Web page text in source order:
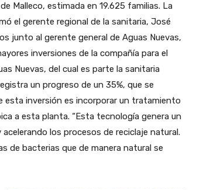
Malleco, estimada en 19.625 familias. La
el gerente regional de la sanitaria, José
junto al gerente general de Aguas Nuevas,
inversiones de la compañía para el
Nuevas, del cual es parte la sanitaria
un progreso de un 35%, que se
esta inversión es incorporar un tratamiento
a esta planta. “Esta tecnología genera un
los procesos de reciclaje natural.
de bacterias que de manera natural se